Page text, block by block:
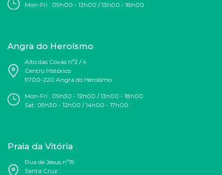
Mon-Fri : 09h00 - 12h00 / 13h00 - 18h00
Angra do Heroísmo
Alto das Covas nº2 / 4
Centro Histórico
9700-220 Angra do Heroísmo
Mon-Fri : 09h30 - 12h00 / 13h00 - 18h00
Sat: 09h30 - 12h00 / 14h00 - 17h00
Praia da Vitória
Rua de Jesus nº19
Santa Cruz